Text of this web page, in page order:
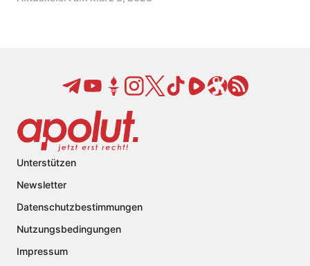
Unterstützen
Newsletter
Datenschutzbestimmungen
Nutzungsbedingungen
Impressum